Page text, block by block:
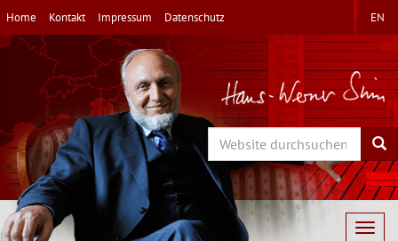
Direkt
zum
Inhalt
Home Kontakt Impressum Datenschutz EN
Search